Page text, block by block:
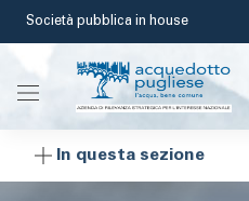
Salta
contenuto
principale
Società pubblica in house
In questa sezione